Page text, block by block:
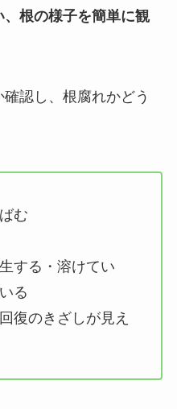
根の様子を簡単に観
認し、根腐れかどう
む
する・溶けてい
る
復のきざしが見え